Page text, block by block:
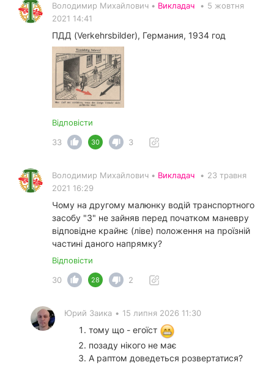
Володимир Михайлович • Викладач • 5 жовтня
2021 14:41
ПДД (Verkehrsbilder), Германия, 1934 год
Відповісти
33
30 3
Володимир Михайлович • Викладач • 23 травня
2021 16:29
Чому на другому малюнку водій транспортного
засобу "3" не зайняв перед початком маневру
відповідне крайнє (ліве) положення на проїзній
частині даного напрямку?
Відповісти
30
28 2
Юрий Заика • 15 липня 2026 11:30
тому що - егоїст
позаду нікого не має
А раптом доведеться розвертатися?